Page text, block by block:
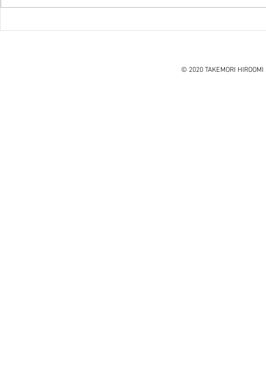
ハノイ読書会『レオナルド・
『笑う住宅
© 2020 TAKEMORI